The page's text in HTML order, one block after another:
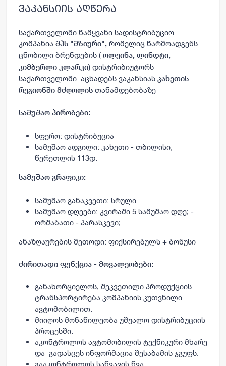
ვაკანსიის აღწერა
საქართველოში წამყვანი სადისტრიბუციო
კომპანია შპს "მზიური", რომელიც წარმოადგენს
ცნობილი ბრენდების ( ოლეინა, ლინდტი,
კიმბერლი კლარკი) დისტრიბიუტორს
საქართველოში აცხადებს ვაკანსიას კახეთის
რეგიონში მძღოლის თანამდებობაზე
სამუშაო პირობები:
სფერო: დისტრიბუცია
სამუშაო ადგილი: კახეთი - თბილისი,
წერეთლის 113დ.
სამუშაო გრაფიკი:
სამუშაო განაკვეთი: სრული
სამუშაო დღეები: კვირაში 5 სამუშაო დღე; -
ორშაბათი - პარასკევი;
ანაზღაურების მეთოდი: ფიქსირებულს + ბონუსი
ძირითადი ფუნქცია - მოვალეობები:
განახორციელოს, შეკვეთილი პროდუქციის
ტრანსპორტირება კომპანიის კუთვნილი
ავტომობილით.
მიიღოს მონაწილეობა უშუალო დისტრიბუციის
პროცესში.
აკონტროლოს ავტომობილის ტექნიკური მხარე
და გადასცეს ინფორმაცია შესაბამის ჯგუფს.
გააკონტროლოს საწვავის წვა.